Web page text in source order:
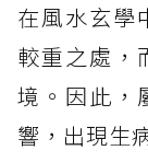
在風水玄學
較重之處，
境。因此，
響，出現生